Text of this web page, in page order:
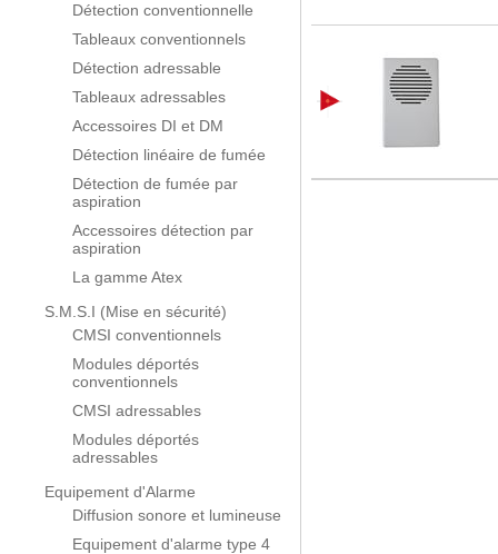
Détection conventionnelle
Tableaux conventionnels
Détection adressable
Tableaux adressables
Accessoires DI et DM
Détection linéaire de fumée
Détection de fumée par
aspiration
Accessoires détection par
aspiration
La gamme Atex
S.M.S.I (Mise en sécurité)
CMSI conventionnels
Modules déportés
conventionnels
CMSI adressables
Modules déportés
adressables
Equipement d'Alarme
Diffusion sonore et lumineuse
Equipement d'alarme type 4